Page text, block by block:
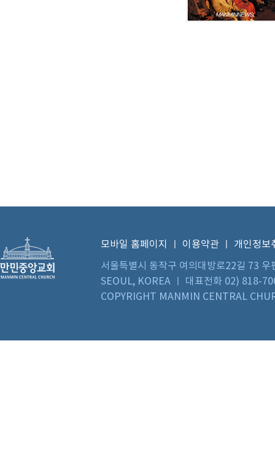
모바일 홈페이지 이용약관
개인정보
서울특별시 동작구 여의대방로22길 73
SEOUL, KOREA ㅣ 대표전화 02) 818-
COPYRIGHT MANMIN CENTRAL